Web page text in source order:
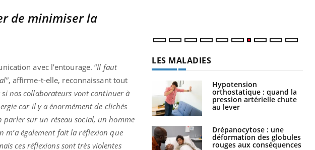
de minimiser la
avec l’entourage. “Il faut
”, affirme-t-elle, reconnaissant tout
nos collaborateurs vont continuer à
car il y a énormément de clichés
parler sur un réseau social, un homme
m’a également fait la réflexion que
ces réflexions sont très violentes
LES MALADIES
Hypotension
orthostatique : quand la
pression artérielle chute
au lever
Drépanocytose : une
déformation des globules
rouges aux conséquences